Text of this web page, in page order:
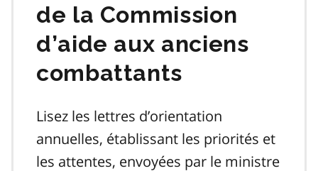
de la Commission
d’aide aux anciens
combattants
Lisez les lettres d’orientation
annuelles, établissant les priorités et
les attentes, envoyées par le ministre